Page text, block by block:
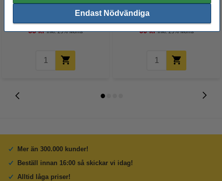
Endast Nödvändiga
(varumärket 123ink)
55 kr Inkl. 25% Moms 60 kr Inkl. 25% Moms
Mer än 300.000 kunder!
Beställ innan 16:00 så skickar vi idag!
Alltid låga priser!